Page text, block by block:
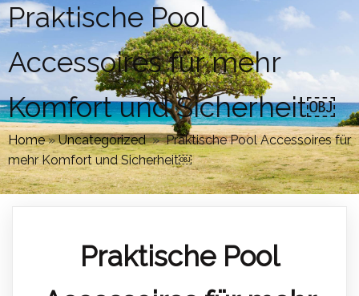
Praktische Pool
Accessoires für mehr
Komfort und Sicherheit￼
Home»Uncategorized » Praktische Pool Accessoires für
mehr Komfort und Sicherheit￼
Praktische Pool